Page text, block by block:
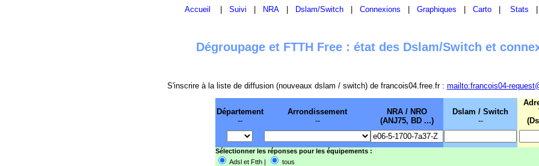
Accueil Suivi NRA Dslam/Switch Connexions Graphiques Carto Stats
Dégroupage et FTTH Free : état des Dslam/Switch et
S'inscrire à la liste de diffusion (nouveaux dslam / switch) de francois04.free.fr : mailto:francois04-
Département
--
Arrondissement
--
NRA / NRO
(ANJ75, BD ...)
Dslam / Switch
--
Sélectionner les réponses pour les équipements :
Adsl et Ftth |
tous